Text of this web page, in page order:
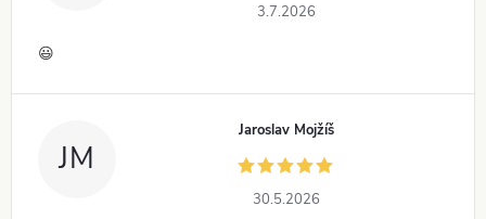
3.7.2026
😃
JM
Jaroslav Mojžíš
30.5.2026